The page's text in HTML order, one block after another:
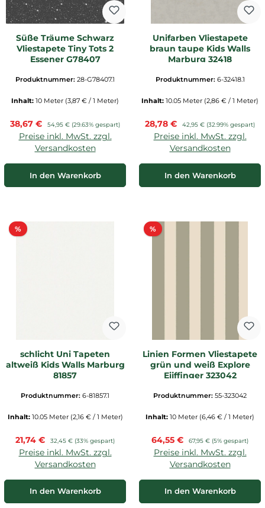
Süße Träume Schwarz
Vliestapete Tiny Tots 2
Essener G78407
Produktnummer: 28-G78407.1
Inhalt: 10 Meter (3,87 € / 1 Meter)
Verkaufspreis:
38,67 € Regulärer Preis:
54,95 € (29.63% gespart)
Preise inkl. MwSt. zzgl.
Versandkosten
In den Warenkorb
Unifarben Vliestapete
braun taupe Kids Walls
Marburg 32418
Produktnummer: 6-32418.1
Inhalt: 10.05 Meter (2,86 € / 1 Meter)
Verkaufspreis:
28,78 € Regulärer Preis:
42,95 € (32.99% gespart)
Preise inkl. MwSt. zzgl.
Versandkosten
In den Warenkorb
%Rabatt
schlicht Uni Tapeten
altweiß Kids Walls Marburg
81857
Produktnummer: 6-81857.1
Inhalt: 10.05 Meter (2,16 € / 1 Meter)
Verkaufspreis:
21,74 € Regulärer Preis:
32,45 € (33% gespart)
Preise inkl. MwSt. zzgl.
Versandkosten
In den Warenkorb
%Rabatt
Linien Formen Vliestapete
grün und weiß Explore
Eijffinger 323042
Produktnummer: 55-323042
Inhalt: 10 Meter (6,46 € / 1 Meter)
Verkaufspreis:
64,55 € Regulärer Preis:
67,95 € (5% gespart)
Preise inkl. MwSt. zzgl.
Versandkosten
In den Warenkorb